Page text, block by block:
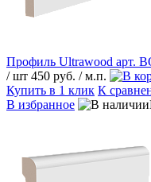
Профиль Ultrawood арт.
/ шт 450 руб. / м.п.
Купить в 1 клик К
В избранное